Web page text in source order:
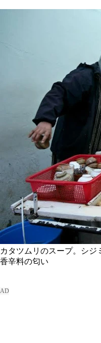
カタツムリのスープ。シジ
香辛料の匂い